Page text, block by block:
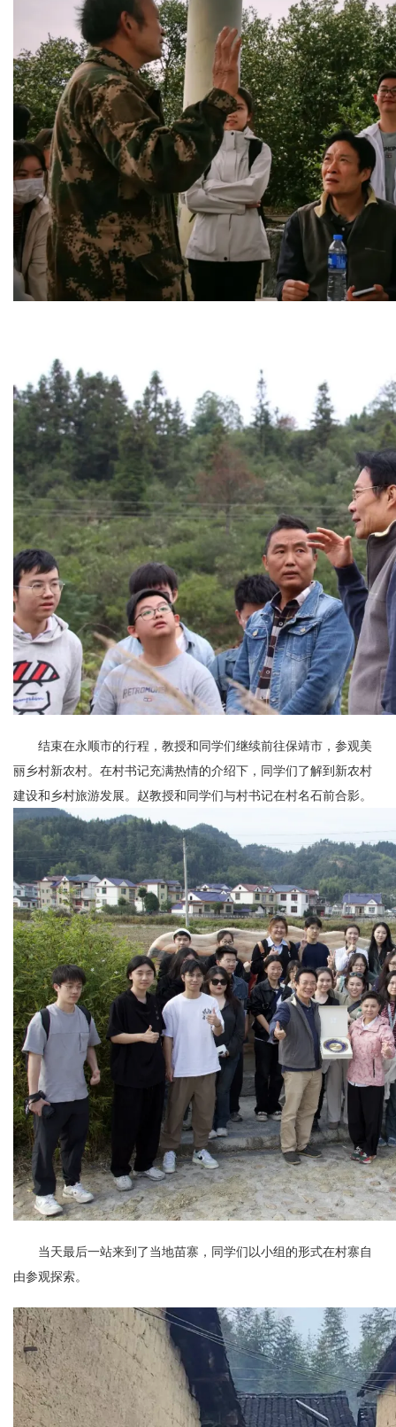
结束在永顺市的行程，教授和同学们继续前往保靖市，参观美
丽乡村新农村。在村书记充满热情的介绍下，同学们了解到新农村
建设和乡村旅游发展。赵教授和同学们与村书记在村名石前合影。
当天最后一站来到了当地苗寨，同学们以小组的形式在村寨自
由参观探索。